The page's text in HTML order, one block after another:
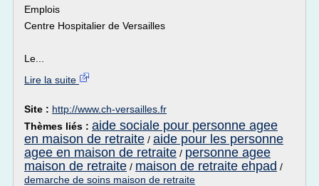
Emplois
Centre Hospitalier de Versailles
Le...
Lire la suite
Site : http://www.ch-versailles.fr
Thèmes liés : aide sociale pour personne agee
en maison de retraite / aide pour les personne
agee en maison de retraite / personne agee
maison de retraite / maison de retraite ehpad /
demarche de soins maison de retraite